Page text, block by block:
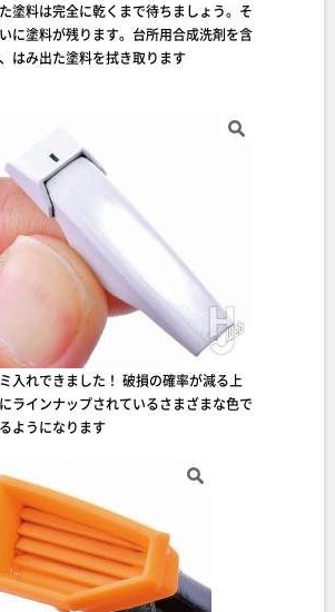
塗料は完全に乾くまで待ちましょう。そ
に塗料が残ります。台所用合成洗剤を含
はみ出た塗料を拭き取ります
入れできました！ 破損の確率が減る上
ラインナップされているさまざまな色で
ようになります